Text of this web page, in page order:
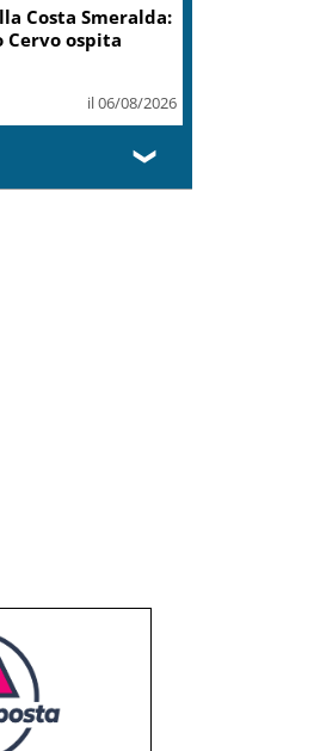
Costa Smeralda:
Cervo ospita
il 06/08/2026
❯